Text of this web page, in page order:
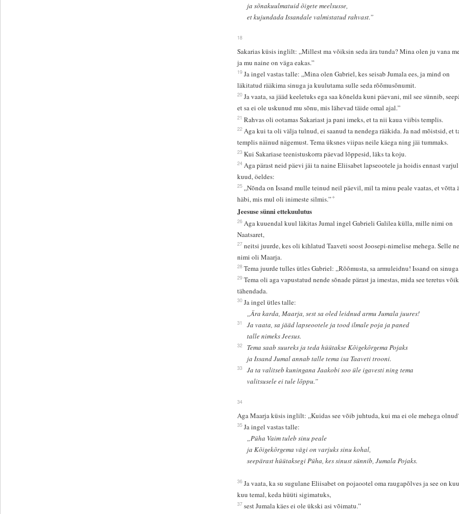
ja sõnakuulmatuid õigete meelsusse,
et kujundada Issandale valmistatud rahvast.”
18
Sakarias küsis inglilt: „Millest ma võiksin seda ära tunda? Mina olen ju vana
ja mu naine on väga eakas.”
19 Ja ingel vastas talle: „Mina olen Gabriel, kes seisab Jumala ees, ja mind on
läkitatud rääkima sinuga ja kuulutama sulle seda rõõmusõnumit.
20 Ja vaata, sa jääd keeletuks ega saa kõnelda kuni päevani, mil see sünnib,
et sa ei ole uskunud mu sõnu, mis lähevad täide omal ajal.”
21 Rahvas oli ootamas Sakariast ja pani imeks, et ta nii kaua viibis templis.
22 Aga kui ta oli välja tulnud, ei saanud ta nendega rääkida. Ja nad mõistsid, et
templis näinud nägemust. Tema üksnes viipas neile käega ning jäi tummaks.
23 Kui Sakariase teenistuskorra päevad lõppesid, läks ta koju.
24 Aga pärast neid päevi jäi ta naine Eliisabet lapseootele ja hoidis ennast
kuud, öeldes:
25 „Nõnda on Issand mulle teinud neil päevil, mil ta minu peale vaatas, et võtta
häbi, mis mul oli inimeste silmis.”+
Jeesuse sünni ettekuulutus
26 Aga kuuendal kuul läkitas Jumal ingel Gabrieli Galilea külla, mille nimi on
Naatsaret,
27 neitsi juurde, kes oli kihlatud Taaveti soost Joosepi-nimelise mehega. Selle
nimi oli Maarja.
28 Tema juurde tulles ütles Gabriel: „Rõõmusta, sa armuleidnu! Issand on
29 Tema oli aga vapustatud nende sõnade pärast ja imestas, mida see teretus
tähendada.
30 Ja ingel ütles talle:
„Ära karda, Maarja, sest sa oled leidnud armu Jumala juures!
31
Ja vaata, sa jääd lapseootele ja tood ilmale poja ja paned
talle nimeks Jeesus.
32
Tema saab suureks ja teda hüütakse Kõigekõrgema Pojaks
ja Issand Jumal annab talle tema isa Taaveti trooni.
33
Ja ta valitseb kuningana Jaakobi soo üle igavesti ning tema
valitsusele ei tule lõppu.”
34
Aga Maarja küsis inglilt: „Kuidas see võib juhtuda, kui ma ei ole mehega
35 Ja ingel vastas talle:
„Püha Vaim tuleb sinu peale
ja Kõigekõrgema vägi on varjuks sinu kohal,
seepärast hüütaksegi Püha, kes sinust sünnib, Jumala Pojaks.
36 Ja vaata, ka su sugulane Eliisabet on pojaootel oma raugapõlves ja see on
kuu temal, keda hüüti sigimatuks,
37 sest Jumala käes ei ole ükski asi võimatu.”